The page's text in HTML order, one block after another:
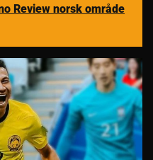
Review norsk område